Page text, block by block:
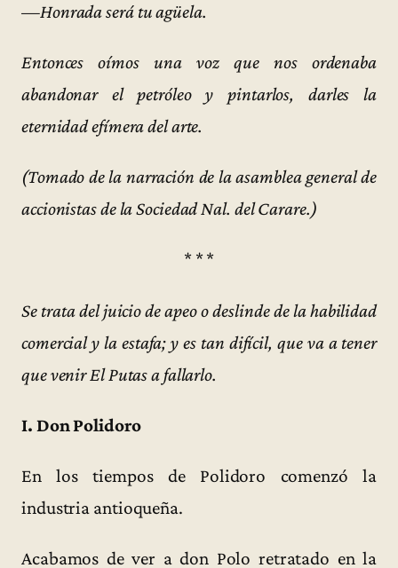
—Honrada será tu agüela.
Entonces oímos una voz que nos ordenaba
abandonar el petróleo y pintarlos, darles la
eternidad efímera del arte.
(Tomado de la narración de la asamblea general de
accionistas de la Sociedad Nal. del Carare.)
* * *
Se trata del juicio de apeo o deslinde de la habilidad
comercial y la estafa; y es tan difícil, que va a tener
que venir El Putas a fallarlo.
I. Don Polidoro
En los tiempos de Polidoro comenzó la
industria antioqueña.
Acabamos de ver a don Polo retratado en la